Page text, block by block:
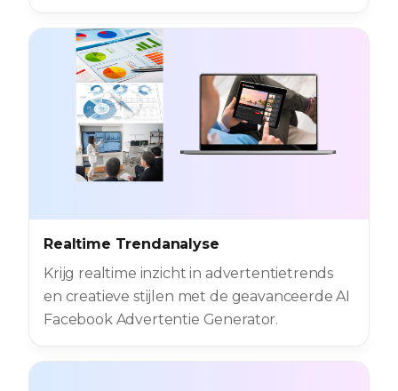
Realtime Trendanalyse
Krijg realtime inzicht in advertentietrends
en creatieve stijlen met de geavanceerde AI
Facebook Advertentie Generator.